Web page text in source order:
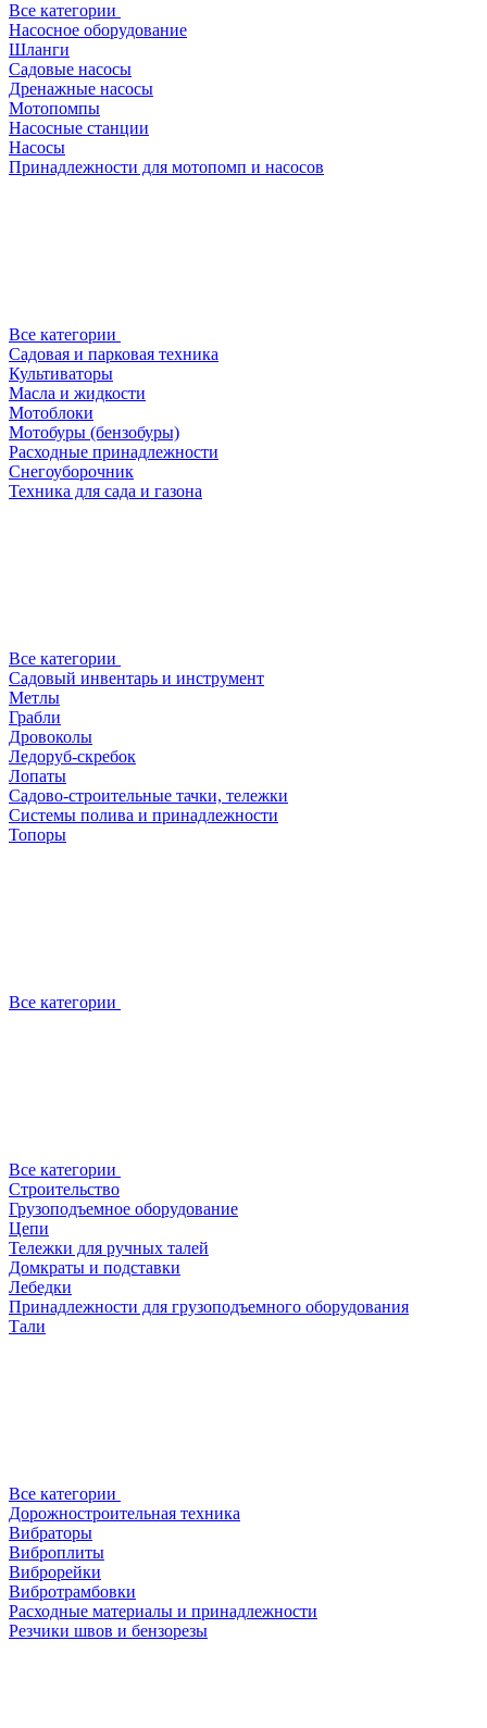
Все категории
Насосное оборудование
Шланги
Садовые насосы
Дренажные насосы
Мотопомпы
Насосные станции
Насосы
Принадлежности для мотопомп и насосов
Все категории
Садовая и парковая техника
Культиваторы
Масла и жидкости
Мотоблоки
Мотобуры (бензобуры)
Расходные принадлежности
Снегоуборочник
Техника для сада и газона
Все категории
Садовый инвентарь и инструмент
Метлы
Грабли
Дровоколы
Ледоруб-скребок
Лопаты
Садово-строительные тачки, тележки
Системы полива и принадлежности
Топоры
Все категории
Все категории
Строительство
Грузоподъемное оборудование
Цепи
Тележки для ручных талей
Домкраты и подставки
Лебедки
Принадлежности для грузоподъемного оборудования
Тали
Все категории
Дорожностроительная техника
Вибраторы
Виброплиты
Виброрейки
Вибротрамбовки
Расходные материалы и принадлежности
Резчики швов и бензорезы